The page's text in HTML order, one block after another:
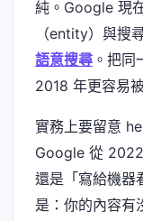
純。Google 現
（entity）與搜
語意搜尋 。把
2018 年更容易
實務上要留意
Google 從 2022
還是「寫給機器
是：你的內容有